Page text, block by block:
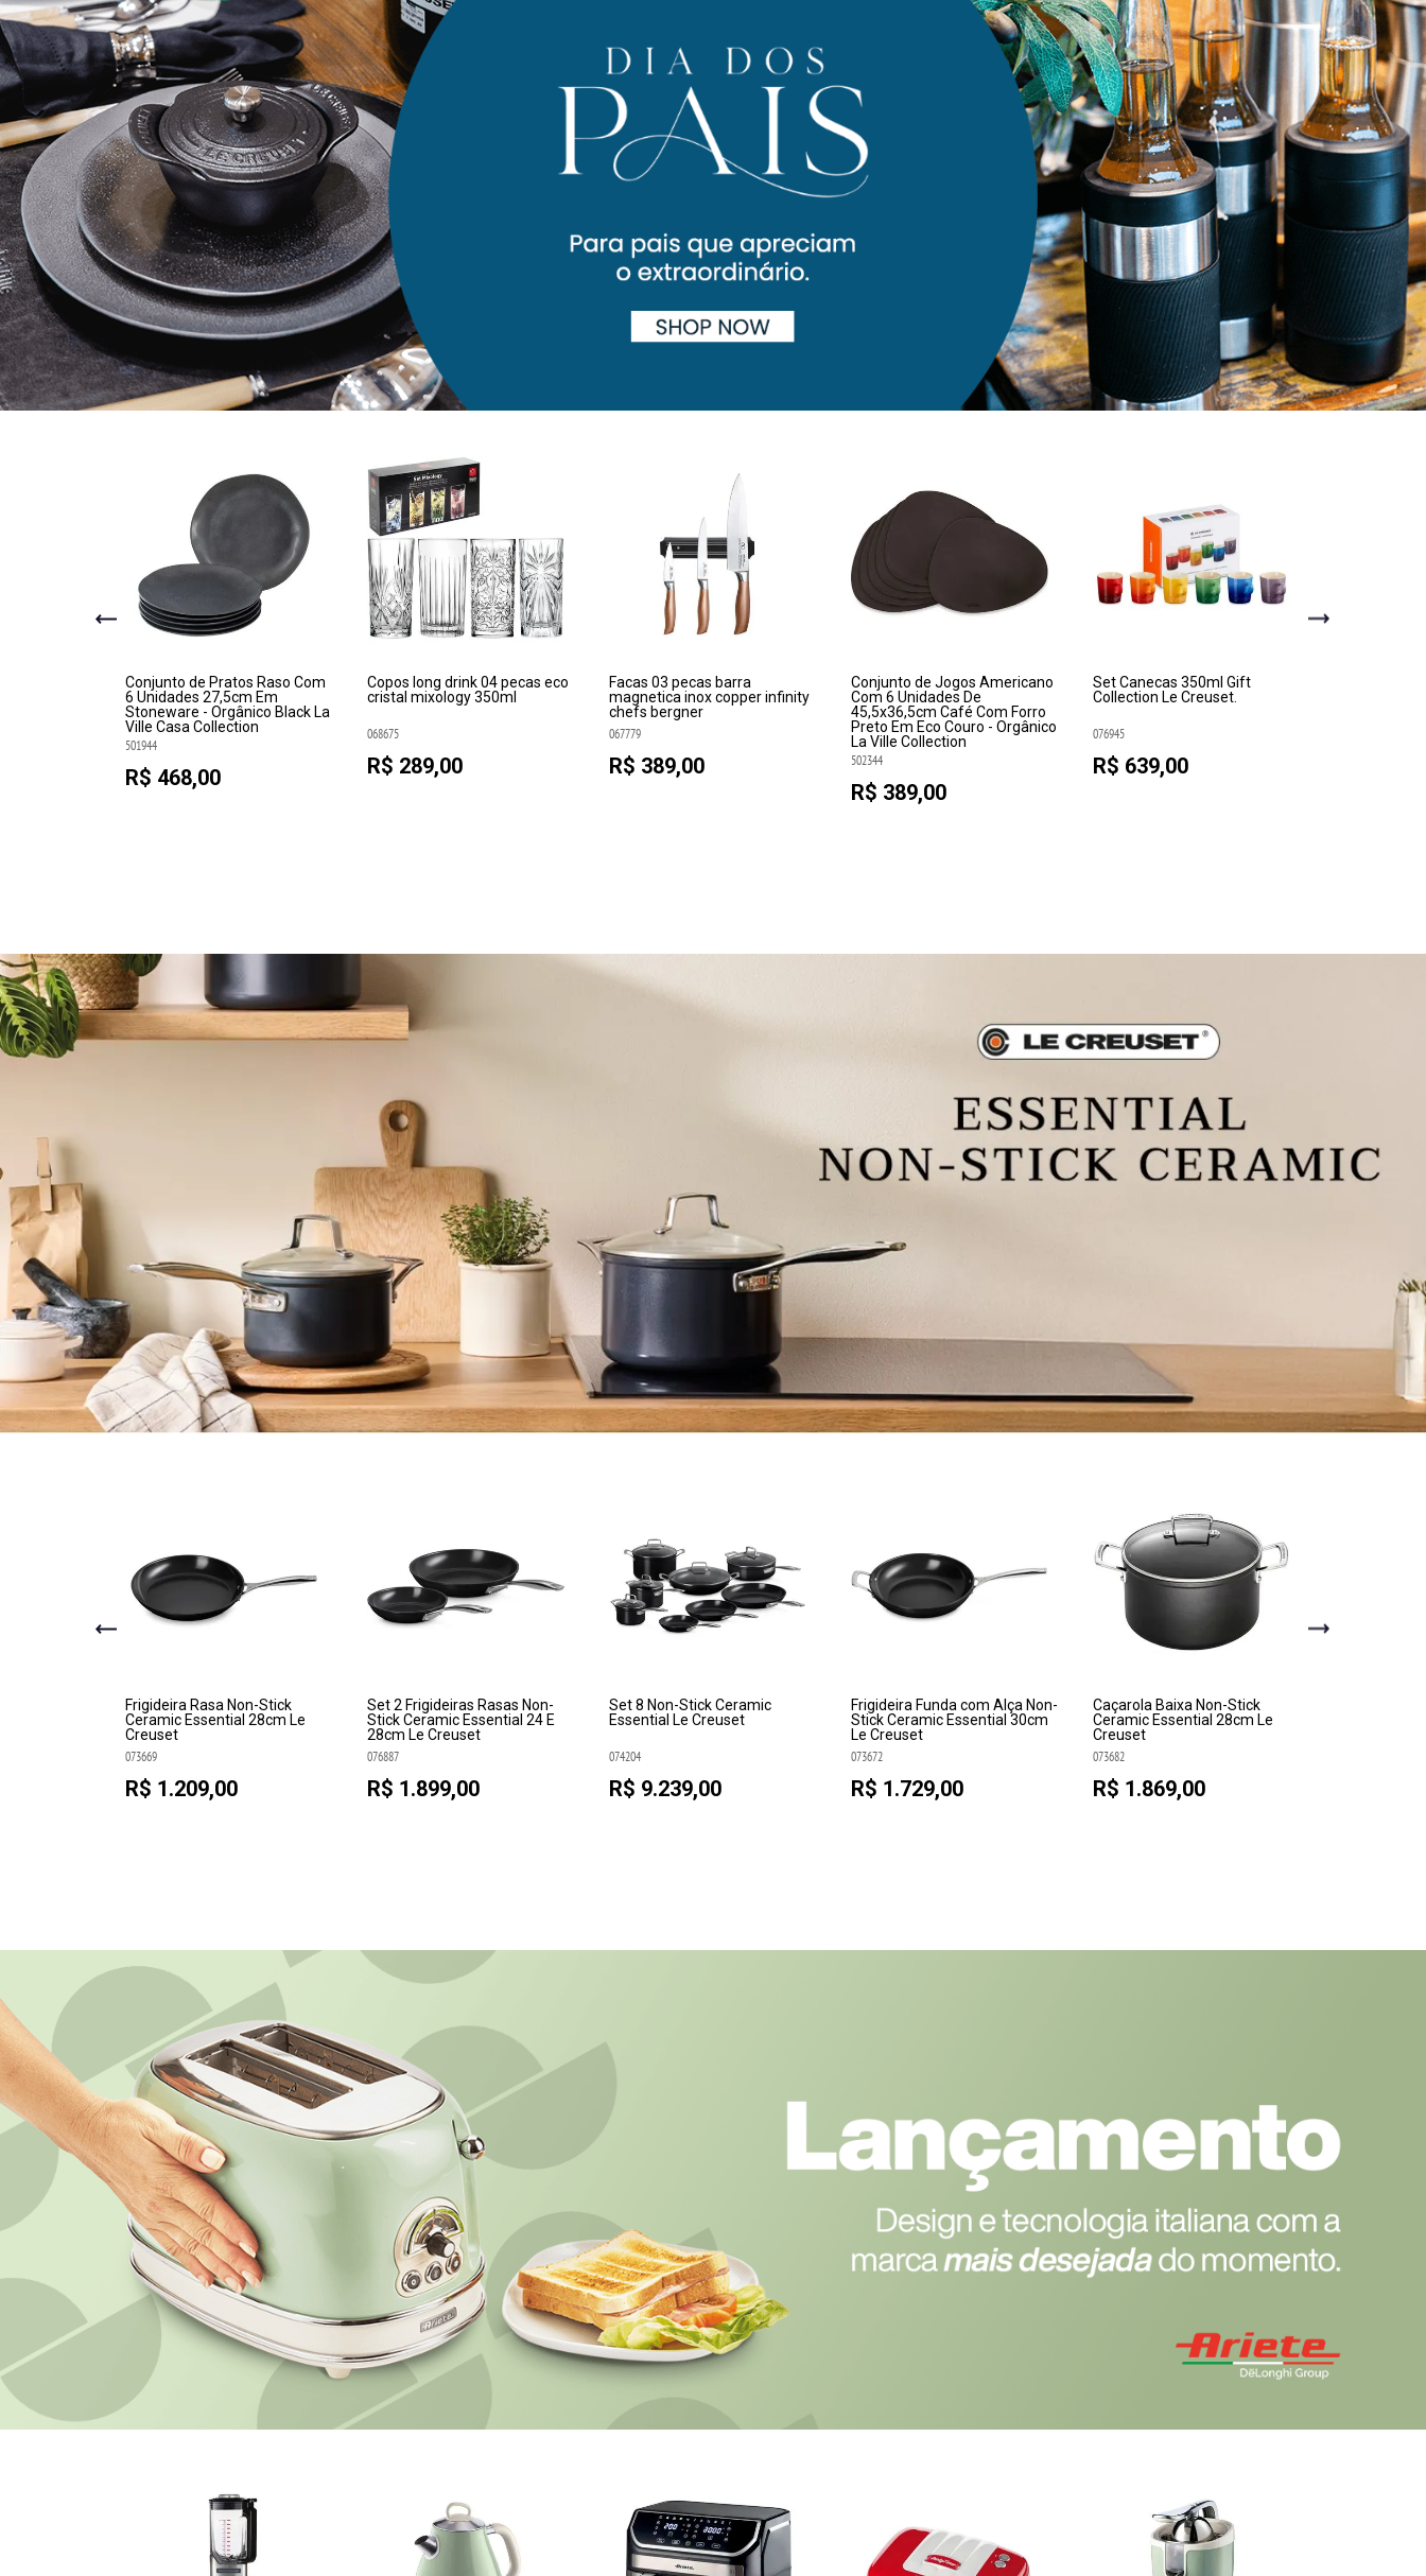
Conjunto de Pratos Raso Com
6 Unidades 27,5cm Em
Stoneware - Orgânico Black La
Ville Casa Collection
501944
R$ 468,00
Copos long drink 04 pecas eco
cristal mixology 350ml
068675
R$ 289,00
Facas 03 pecas barra
magnetica inox copper infinity
chefs bergner
067779
R$ 389,00
Conjunto de Jogos Americano
Com 6 Unidades De
45,5x36,5cm Café Com Forro
Preto Em Eco Couro - Orgânico
La Ville Collection
502344
R$ 389,00
Set Canecas 350ml Gift
Collection Le Creuset.
076945
R$ 639,00
Frigideira Rasa Non-Stick
Ceramic Essential 28cm Le
Creuset
073669
R$ 1.209,00
Set 2 Frigideiras Rasas Non-
Stick Ceramic Essential 24 E
28cm Le Creuset
076887
R$ 1.899,00
Set 8 Non-Stick Ceramic
Essential Le Creuset
074204
R$ 9.239,00
Frigideira Funda com Alça Non-
Stick Ceramic Essential 30cm
Le Creuset
073672
R$ 1.729,00
Caçarola Baixa Non-Stick
Ceramic Essential 28cm Le
Creuset
073682
R$ 1.869,00